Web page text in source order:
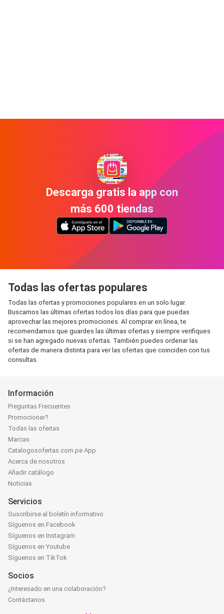
Descarga gratis la app con
más 600 tiendas
Todas las ofertas populares
Todas las ofertas y promociones populares en un solo lugar.
Buscamos las últimas ofertas todos los días para que puedas
aprovechar las mejores promociones. Al comprar en línea, te
recomendamos que guardes las últimas ofertas y siempre verifiques
si se han agregado nuevas ofertas. También puedes ordenar las
ofertas de manera distinta para ver las ofertas que coinciden con tus
consultas.
Información
Preguntas Frecuentes
Promocionar?
Todas las ofertas
Marcas
Catalogosofertas.com.pe App
Acerca de nosotros
Añadir catálogo
Noticias
Servicios
Suscribirse al boletín informativo
Síguenos en Facebook
Síguenos en Instagram
Síguenos en Youtube
Síguenos en TikTok
Socios
¿Interesado en una colaboración?
Contáctanos